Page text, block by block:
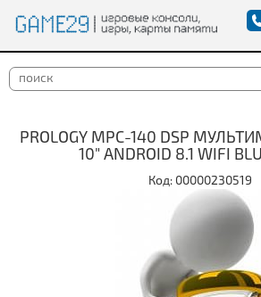
PROLOGY MPC-140 DSP
10" ANDROID 8.1 WIFI
Код: 00000230519